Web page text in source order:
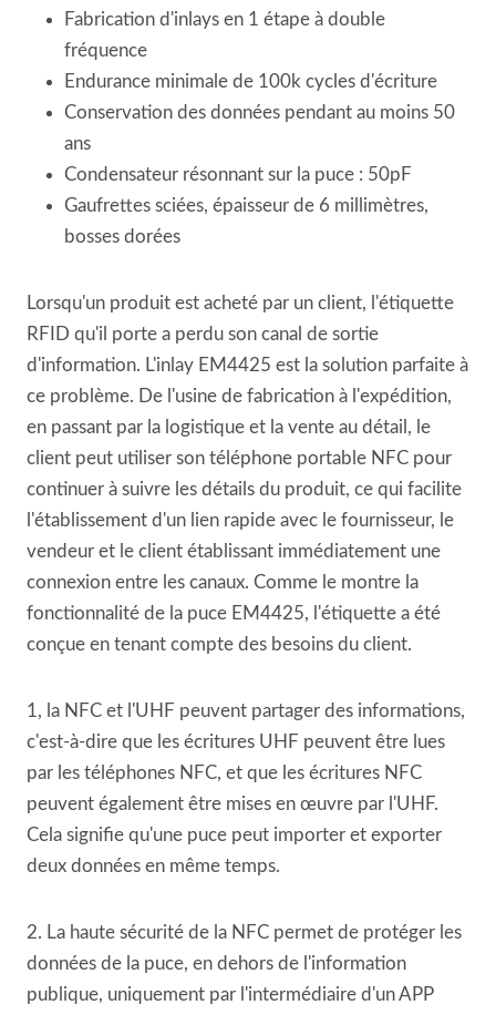
Fabrication d'inlays en 1 étape à double
fréquence
Endurance minimale de 100k cycles d'écriture
Conservation des données pendant au moins 50
ans
Condensateur résonnant sur la puce : 50pF
Gaufrettes sciées, épaisseur de 6 millimètres,
bosses dorées
Lorsqu'un produit est acheté par un client, l'étiquette
RFID qu'il porte a perdu son canal de sortie
d'information. L'inlay EM4425 est la solution parfaite à
ce problème. De l'usine de fabrication à l'expédition,
en passant par la logistique et la vente au détail, le
client peut utiliser son téléphone portable NFC pour
continuer à suivre les détails du produit, ce qui facilite
l'établissement d'un lien rapide avec le fournisseur, le
vendeur et le client établissant immédiatement une
connexion entre les canaux. Comme le montre la
fonctionnalité de la puce EM4425, l'étiquette a été
conçue en tenant compte des besoins du client.
1, la NFC et l'UHF peuvent partager des informations,
c'est-à-dire que les écritures UHF peuvent être lues
par les téléphones NFC, et que les écritures NFC
peuvent également être mises en œuvre par l'UHF.
Cela signifie qu'une puce peut importer et exporter
deux données en même temps.
2. La haute sécurité de la NFC permet de protéger les
données de la puce, en dehors de l'information
publique, uniquement par l'intermédiaire d'un APP